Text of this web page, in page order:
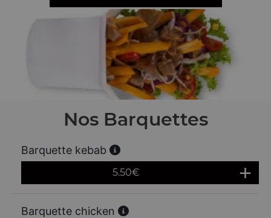
Nos Barquettes
Barquette kebab
5.50€
Barquette chicken